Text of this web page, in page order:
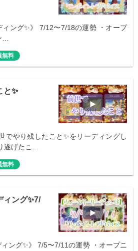
ィング✨》 7/12〜7/18の運勢 ・オープ
…
無料
と✨
でやり残したこと✨をリーディングし
遂げたこ…
無料
ィング✨7/
ィング✨》 7/5〜7/11の運勢 ・オープニ